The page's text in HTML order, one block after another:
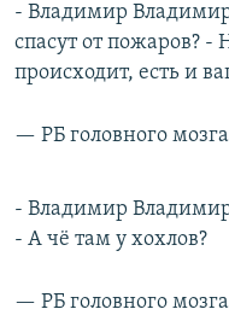
- Владимир
спасут от пожаров? -
происходит, есть и
— РБ головного
- Владимир
- А чё там у хохлов?
— РБ головного